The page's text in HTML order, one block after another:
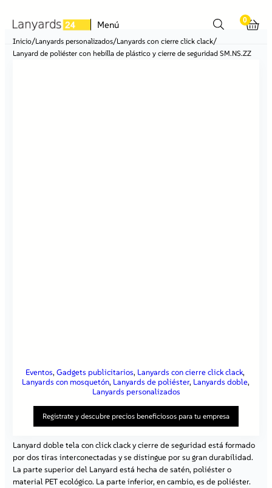
Menú 0
Inicio/Lanyards personalizados/Lanyards con cierre click clack/
Lanyard de poliéster con hebilla de plástico y cierre de seguridad SM.NS.ZZ
Eventos, Gadgets publicitarios, Lanyards con cierre click clack
Lanyards con mosquetón, Lanyards de poliéster, Lanyards doble
Lanyards personalizados
Registrate y descubre precios beneficiosos para tu empresa
Al registrarte en nuestro sitio, obtienes:
Precios atractivos– al iniciar sesión, tendrás acceso a
ofertas especiales disponibles solo para clientes
Lanyard doble tela con click clack y cierre de seguridad está formado
por dos tiras interconectadas y se distingue por su gran durabilidad.
La parte superior del Lanyard está hecha de satén, poliéster o
material PET ecológico. La parte inferior, en cambio, es de poliéster.